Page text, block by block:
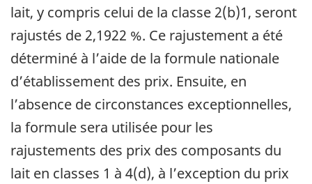
lait, y compris celui de la classe 2(b)1, seront
rajustés de 2,1922 %. Ce rajustement a été
déterminé à l’aide de la formule nationale
d’établissement des prix. Ensuite, en
l’absence de circonstances exceptionnelles,
la formule sera utilisée pour les
rajustements des prix des composants du
lait en classes 1 à 4(d), à l’exception du prix